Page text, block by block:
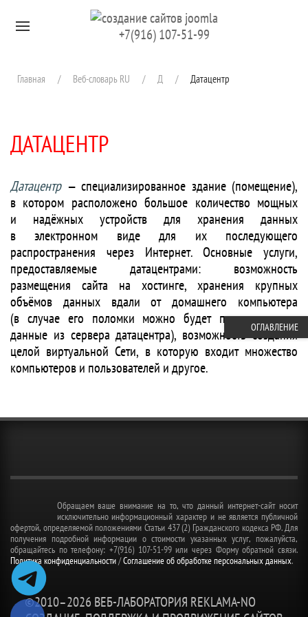
Перейти к содержимому+7(916) 107-51-99
Главная Веб-словарь RU Д Датацентр
ДАТАЦЕНТР
Датацентр— специализированное здание (помещение),
в котором расположено большое количество мощных
и надёжных устройств для хранения данных
в электронном виде для их последующего
распространения через Интернет. Основные услуги,
предоставляемые датацентрами: возможность
размещения сайта на хостинге, хранения крупных
объёмов данных вдали от домашнего компьютера
(в случае его поломки можно будет просто скачать
данные из сервера датацентра), возможность создания
целой виртуальной Сети, в которую входит множество
компьютеров и пользователей и другое.
Обращаем ваше внимание на то, что данный интернет-сайт носит
исключительно информационный характер и не является публичной
офертой, определяемой положениями Статьи 437 (2) Гражданского кодекса РФ. Для
получения подробной информации о стоимости указанных услуг, пожалуйста,
обращайтесь по телефону: +7(916) 107-51-99 или через Форму обратной связи.
Политика конфиденциальности/Соглашение об обработке персональных данных.
©2010–2026 ВЕБ-ЛАБОРАТОРИЯ REKLAMA-NO
ОГЛАВЛЕНИЕ